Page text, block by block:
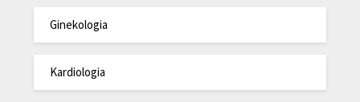
Ginekologia
Kardiologia